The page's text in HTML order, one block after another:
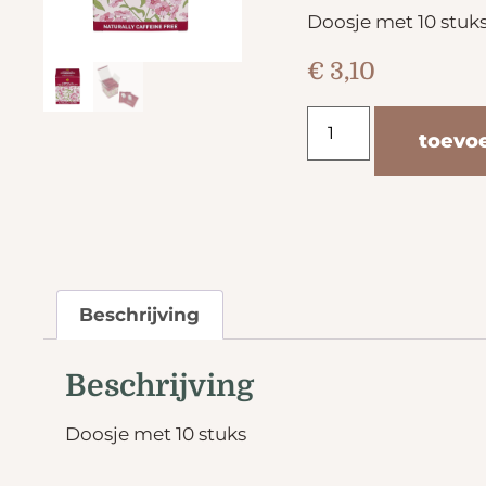
Doosje met 10
€ 3,10
Beschrijving
Beschrijving
Doosje met 10 stuks